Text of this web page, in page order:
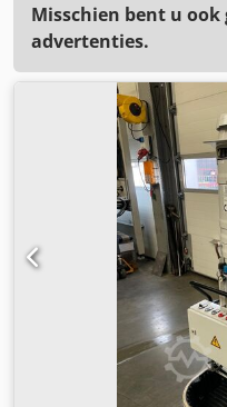
Misschien bent u ook
advertenties.